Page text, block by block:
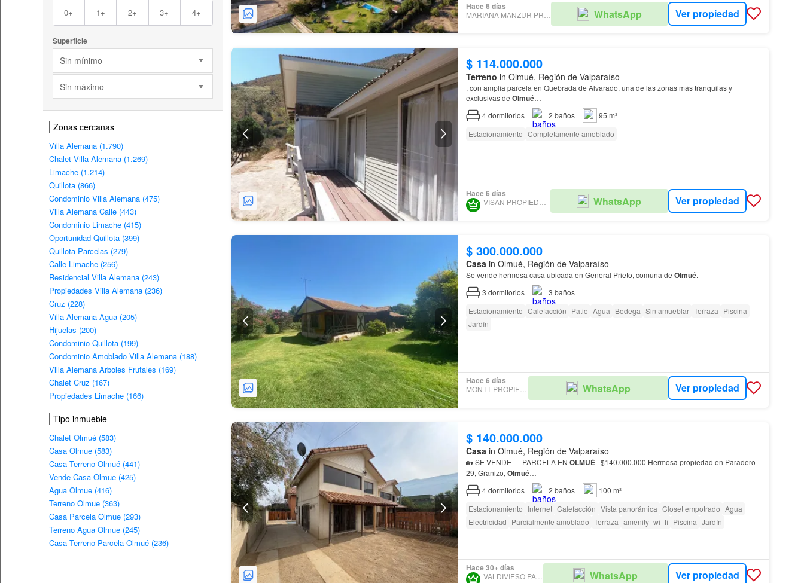
0+ 1+ 2+ 3+ 4+
Superficie
Sin mínimo
Sin máximo
Zonas cercanas
Villa Alemana (1.790)
Chalet Villa Alemana (1.269)
Limache (1.214)
Quillota (866)
Condominio Villa Alemana (475)
Villa Alemana Calle (443)
Condominio Limache (415)
Oportunidad Quillota (399)
Quillota Parcelas (279)
Calle Limache (256)
Residencial Villa Alemana (243)
Propiedades Villa Alemana (236)
Cruz (228)
Villa Alemana Agua (205)
Hijuelas (200)
Condominio Quillota (199)
Condominio Amoblado Villa Alemana (188)
Villa Alemana Arboles Frutales (169)
Chalet Cruz (167)
Propiedades Limache (166)
Tipo inmueble
Chalet Olmué (583)
Casa Olmue (583)
Casa Terreno Olmué (441)
Vende Casa Olmue (425)
Agua Olmue (416)
Terreno Olmue (363)
Casa Parcela Olmue (293)
Terreno Agua Olmue (245)
Casa Terreno Parcela Olmué (236)
Hace 6 días
MARIANA MANZUR PROPIEDADES WhatsApp Ver propiedad
$ 114.000.000
Terreno in Olmué, Región de Valparaíso
, con amplia parcela en Quebrada de Alvarado, una de las zonas más tranquilas y
exclusivas de Olmué…
4dormitorios 2 baños
95 m²
Estacionamiento Completamente amoblado
Hace 6 días
VISAN PROPIEDADADES SPA WhatsApp Ver propiedad
$ 300.000.000
Casa in Olmué, Región de Valparaíso
Se vende hermosa casa ubicada en General Prieto, comuna de Olmué.
3 dormitorios 3 baños
Estacionamiento Calefacción Patio Agua Bodega Sin amueblar Terraza Piscina
Jardín
Hace 6 días
MONTT PROPIEDADES WhatsApp Ver propiedad
$ 140.000.000
Casa in Olmué, Región de Valparaíso
🏡 SE VENDE — PARCELA EN OLMUÉ| $140.000.000 Hermosa propiedad en Paradero
29, Granizo, Olmué…
4dormitorios 2 baños
100 m²
Estacionamiento Internet Calefacción Vista panorámica Closet empotrado Agua
Electricidad Parcialmente amoblado Terraza amenity_wi_fi Piscina Jardín
Hace 30+ días
VALDIVIESO PATRIMONIO WhatsApp Ver propiedad